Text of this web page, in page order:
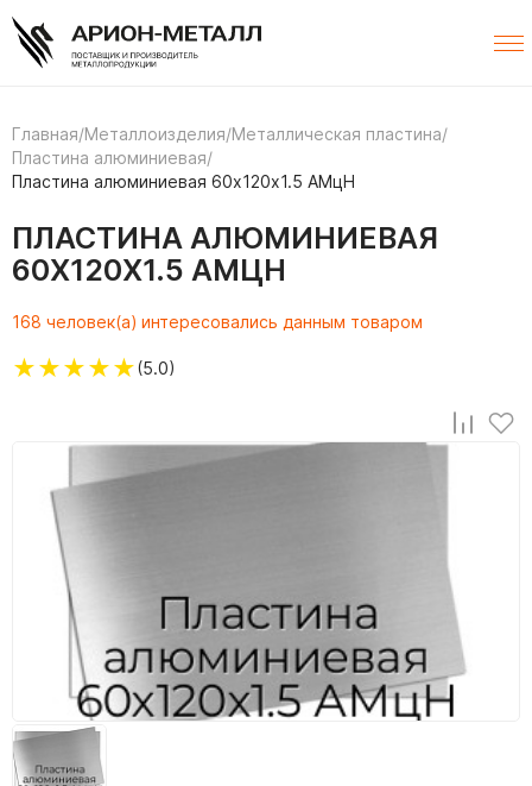
Главная/Металлоизделия/Металлическая пластина/
Пластина алюминиевая/
Пластина алюминиевая 60х120х1.5 АМцН
ПЛАСТИНА АЛЮМИНИЕВАЯ
60Х120Х1.5 АМЦН
168 человек(а) интересовались данным товаром
★★★★★(5.0)